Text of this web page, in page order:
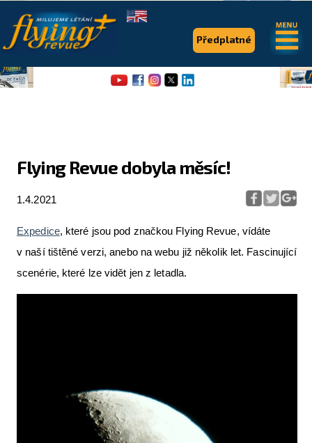
Flying Revue dobyla měsíc!
1.4.2021
Expedice, které jsou pod značkou Flying Revue, vídáte
v naší tištěné verzi, anebo na webu již několik let. Fascinující
scenérie, které lze vidět jen z letadla.
Předplatné
.
Pro piloty
VFR Communication app
The SAFE Guide app